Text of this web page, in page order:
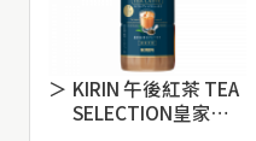
KIRIN 午後紅茶 TEA
SELECTION皇家特